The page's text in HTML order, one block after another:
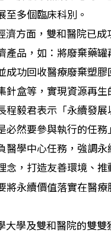
至多個臨床科別。
濟方面，雙和醫院已成
產品，如：將廢棄藥罐
成功回收醫療廢棄塑膠
針盒等，實現資源再生
程毅君表示「永續發展
必然要參與執行的任務
醫學中心任務，強調永
念，打造友善環境、推
將永續價值落實在醫療
學及雙和醫院的雙雙